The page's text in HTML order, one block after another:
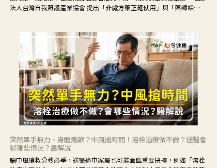
法人台灣自我照護產業協會 提出「非處方藥正確使用」與「藥師給
突然單手無力、身體癱軟？中風搶時間！溶栓治療做不做？送醫會
遇哪些情況？醫解說
腦中風搶救分秒必爭，送醫途中家屬也可能面臨重要抉擇，例如「溶栓